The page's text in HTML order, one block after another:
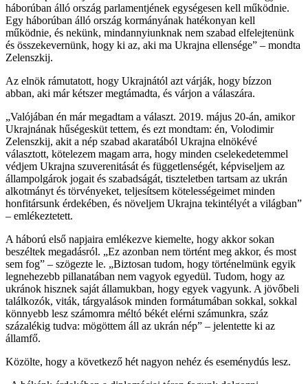
háborúban álló ország parlamentjének egységesen kell működnie.
Egy háborúban álló ország kormányának hatékonyan kell
működnie, és nekünk, mindannyiunknak nem szabad elfelejtenünk
és összekevernünk, hogy ki az, aki ma Ukrajna ellensége” – mondta
Zelenszkij.
Az elnök rámutatott, hogy Ukrajnától azt várják, hogy bízzon
abban, aki már kétszer megtámadta, és várjon a válaszára.
„Valójában én már megadtam a választ. 2019. május 20-án, amikor
Ukrajnának hűségesküt tettem, és ezt mondtam: én, Volodimir
Zelenszkij, akit a nép szabad akaratából Ukrajna elnökévé
választott, kötelezem magam arra, hogy minden cselekedetemmel
védjem Ukrajna szuverenitását és függetlenségét, képviseljem az
állampolgárok jogait és szabadságát, tiszteletben tartsam az ukrán
alkotmányt és törvényeket, teljesítsem kötelességeimet minden
honfitársunk érdekében, és növeljem Ukrajna tekintélyét a világban”
– emlékeztetett.
A háború első napjaira emlékezve kiemelte, hogy akkor sokan
beszéltek megadásról. „Ez azonban nem történt meg akkor, és most
sem fog” – szögezte le. „Biztosan tudom, hogy történelmünk egyik
legnehezebb pillanatában nem vagyok egyedül. Tudom, hogy az
ukránok hisznek saját államukban, hogy egyek vagyunk. A jövőbeli
találkozók, viták, tárgyalások minden formátumában sokkal, sokkal
könnyebb lesz számomra méltó békét elérni számunkra, száz
százalékig tudva: mögöttem áll az ukrán nép” – jelentette ki az
államfő.
Közölte, hogy a következő hét nagyon nehéz és eseménydús lesz.